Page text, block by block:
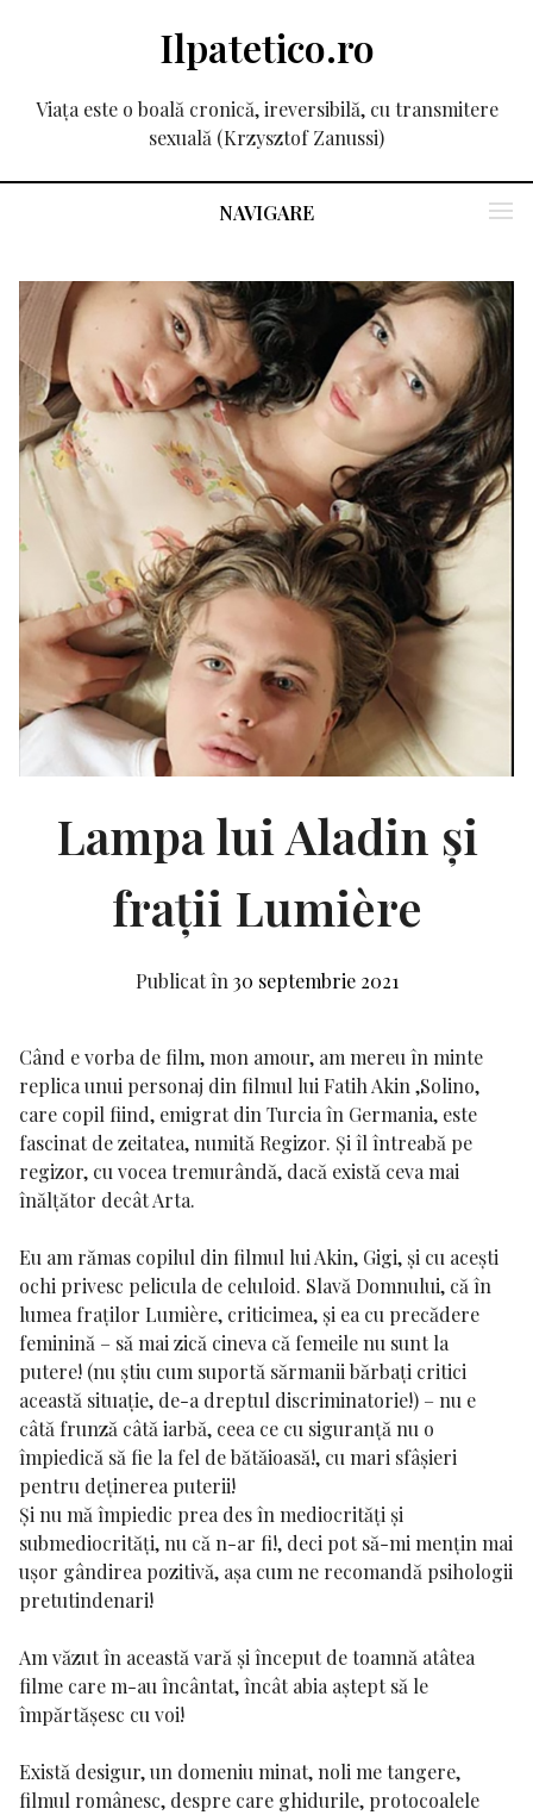
Ilpatetico.ro
Viața este o boală cronică, ireversibilă, cu transmitere
sexuală (Krzysztof Zanussi)
NAVIGARE
Lampa lui Aladin și
frații Lumière
Publicat în 30 septembrie 2021
Când e vorba de film, mon amour, am mereu în minte
replica unui personaj din filmul lui Fatih Akin ,Solino,
care copil fiind, emigrat din Turcia în Germania, este
fascinat de zeitatea, numită Regizor. Și îl întreabă pe
regizor, cu vocea tremurândă, dacă există ceva mai
înălțător decât Arta.
Eu am rămas copilul din filmul lui Akin, Gigi, și cu acești
ochi privesc pelicula de celuloid. Slavă Domnului, că în
lumea fraților Lumière, criticimea, și ea cu precădere
feminină – să mai zică cineva că femeile nu sunt la
putere! (nu știu cum suportă sărmanii bărbați critici
această situație, de-a dreptul discriminatorie!) – nu e
câtă frunză câtă iarbă, ceea ce cu siguranță nu o
împiedică să fie la fel de bătăioasă!, cu mari sfâșieri
pentru deținerea puterii!
Și nu mă împiedic prea des în mediocrități și
submediocrități, nu că n-ar fi!, deci pot să-mi mențin mai
ușor gândirea pozitivă, așa cum ne recomandă psihologii
pretutindenari!
Am văzut în această vară și început de toamnă atâtea
filme care m-au încântat, încât abia aștept să le
împărtășesc cu voi!
Există desigur, un domeniu minat, noli me tangere,
filmul românesc, despre care ghidurile, protocoalele